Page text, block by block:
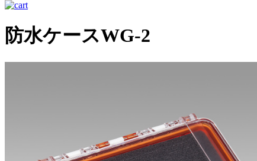
防水ケースWG-2